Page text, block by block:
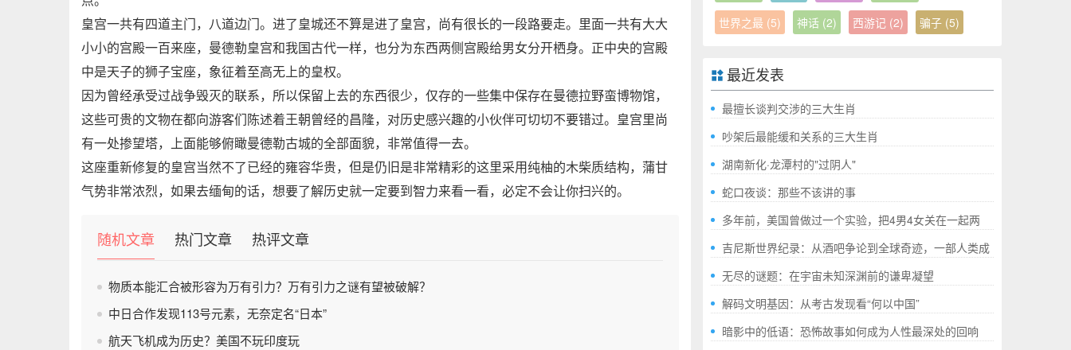
皇宫一共有四道主门，八道边门。进了皇城还不算是进了皇宫，尚有很长的一段路要走。里面一共有大大
小小的宫殿一百来座，曼德勒皇宫和我国古代一样，也分为东西两侧宫殿给男女分开栖身。正中央的宫殿
中是天子的狮子宝座，象征着至高无上的皇权。
因为曾经承受过战争毁灭的联系，所以保留上去的东西很少，仅存的一些集中保存在曼德拉野蛮博物馆，
这些可贵的文物在都向游客们陈述着王朝曾经的昌隆，对历史感兴趣的小伙伴可切切不要错过。皇宫里尚
有一处掺望塔，上面能够俯瞰曼德勒古城的全部面貌，非常值得一去。
这座重新修复的皇宫当然不了已经的雍容华贵，但是仍旧是非常精彩的这里采用纯柚的木柴质结构，蒲甘
气势非常浓烈，如果去缅甸的话，想要了解历史就一定要到智力来看一看，必定不会让你扫兴的。
随机文章 热门文章 热评文章
物质本能汇合被形容为万有引力？万有引力之谜有望被破解？
中日合作发现113号元素，无奈定名“日本”
航天飞机成为历史？美国不玩印度玩
世界之最 (5) 神话 (2) 西游记 (2) 骗子 (5)
最近发表
最擅长谈判交涉的三大生肖
吵架后最能缓和关系的三大生肖
湖南新化·龙潭村的"过阴人"
蛇口夜谈：那些不该讲的事
多年前，美国曾做过一个实验，把4男4女关在一起两
年，结果如何?
吉尼斯世界纪录：从酒吧争论到全球奇迹，一部人类成
就的“极限”百科全书
无尽的谜题：在宇宙未知深渊前的谦卑凝望
解码文明基因：从考古发现看“何以中国”
暗影中的低语：恐怖故事如何成为人性最深处的回响